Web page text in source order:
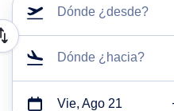
Dónde ¿desde?
Dónde ¿hacia?
Vie, Ago 21